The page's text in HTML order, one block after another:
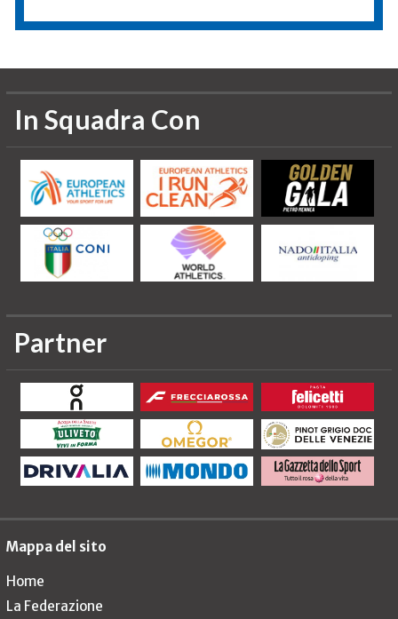
In Squadra Con
Partner
Mappa del sito
Home
La Federazione